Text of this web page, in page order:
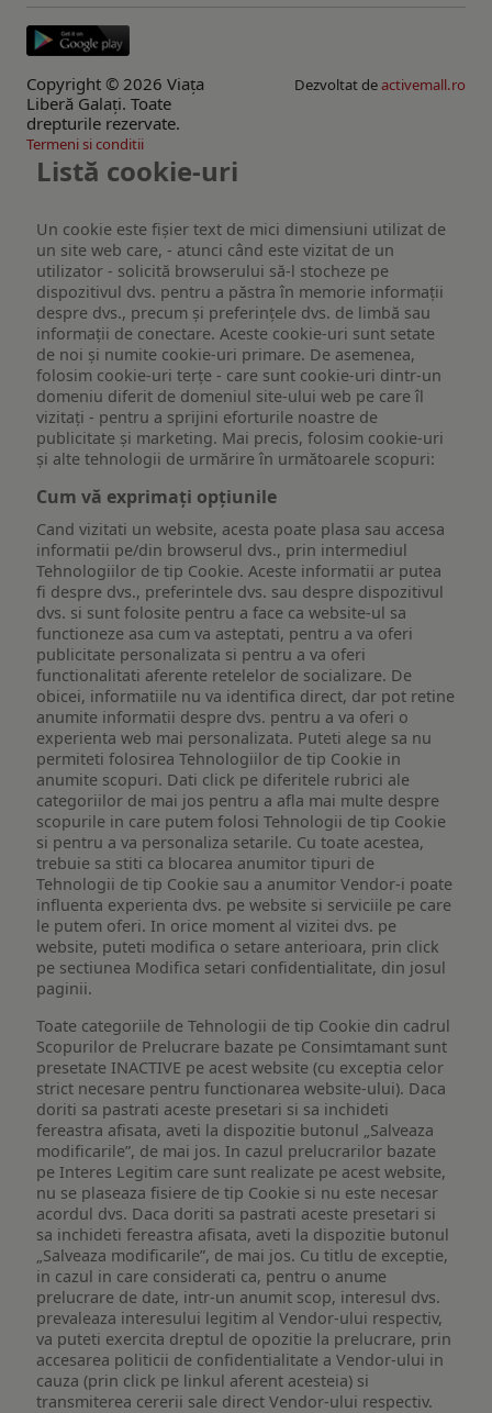
Copyright © 2026 Viaţa
Liberă Galaţi. Toate
drepturile rezervate.
Dezvoltat deactivemall.ro
Termeni si conditii
Listă cookie-uri
Un cookie este fişier text de mici dimensiuni utilizat de
un site web care, - atunci când este vizitat de un
utilizator - solicită browserului să-l stocheze pe
dispozitivul dvs. pentru a păstra în memorie informații
despre dvs., precum și preferințele dvs. de limbă sau
informații de conectare. Aceste cookie-uri sunt setate
de noi și numite cookie-uri primare. De asemenea,
folosim cookie-uri terțe - care sunt cookie-uri dintr-un
domeniu diferit de domeniul site-ului web pe care îl
vizitați - pentru a sprijini eforturile noastre de
publicitate și marketing. Mai precis, folosim cookie-uri
și alte tehnologii de urmărire în următoarele scopuri:
Cum vă exprimați opțiunile
Cand vizitati un website, acesta poate plasa sau accesa
informatii pe/din browserul dvs., prin intermediul
Tehnologiilor de tip Cookie. Aceste informatii ar putea
fi despre dvs., preferintele dvs. sau despre dispozitivul
dvs. si sunt folosite pentru a face ca website-ul sa
functioneze asa cum va asteptati, pentru a va oferi
publicitate personalizata si pentru a va oferi
functionalitati aferente retelelor de socializare. De
obicei, informatiile nu va identifica direct, dar pot retine
anumite informatii despre dvs. pentru a va oferi o
experienta web mai personalizata. Puteti alege sa nu
permiteti folosirea Tehnologiilor de tip Cookie in
anumite scopuri. Dati click pe diferitele rubrici ale
categoriilor de mai jos pentru a afla mai multe despre
scopurile in care putem folosi Tehnologii de tip Cookie
si pentru a va personaliza setarile. Cu toate acestea,
trebuie sa stiti ca blocarea anumitor tipuri de
Tehnologii de tip Cookie sau a anumitor Vendor-i poate
influenta experienta dvs. pe website si serviciile pe care
le putem oferi. In orice moment al vizitei dvs. pe
website, puteti modifica o setare anterioara, prin click
pe sectiunea Modifica setari confidentialitate, din josul
paginii.
Toate categoriile de Tehnologii de tip Cookie din cadrul
Scopurilor de Prelucrare bazate pe Consimtamant sunt
presetate INACTIVE pe acest website (cu exceptia celor
strict necesare pentru functionarea website-ului). Daca
doriti sa pastrati aceste presetari si sa inchideti
fereastra afisata, aveti la dispozitie butonul „Salveaza
modificarile”, de mai jos. In cazul prelucrarilor bazate
pe Interes Legitim care sunt realizate pe acest website,
nu se plaseaza fisiere de tip Cookie si nu este necesar
acordul dvs. Daca doriti sa pastrati aceste presetari si
sa inchideti fereastra afisata, aveti la dispozitie butonul
„Salveaza modificarile”, de mai jos. Cu titlu de exceptie,
in cazul in care considerati ca, pentru o anume
prelucrare de date, intr-un anumit scop, interesul dvs.
prevaleaza interesului legitim al Vendor-ului respectiv,
va puteti exercita dreptul de opozitie la prelucrare, prin
accesarea politicii de confidentialitate a Vendor-ului in
cauza (prin click pe linkul aferent acesteia) si
transmiterea cererii sale direct Vendor-ului respectiv.